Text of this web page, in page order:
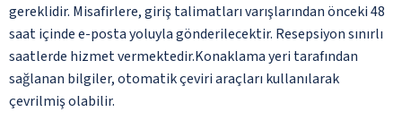
gereklidir. Misafirlere, giriş talimatları varışlarından önceki 48
saat içinde e-posta yoluyla gönderilecektir. Resepsiyon sınırlı
saatlerde hizmet vermektedir.Konaklama yeri tarafından
sağlanan bilgiler, otomatik çeviri araçları kullanılarak
çevrilmiş olabilir.